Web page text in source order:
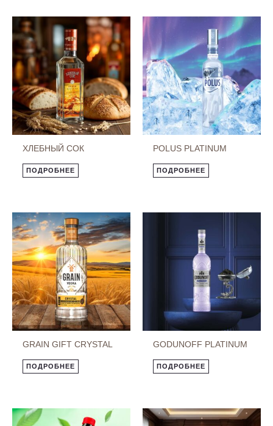
ХЛЕБНЫЙ СОК
ПОДРОБНЕЕ
POLUS PLATINUM
ПОДРОБНЕЕ
GRAIN GIFT CRYSTAL
ПОДРОБНЕЕ
GODUNOFF PLATINUM
ПОДРОБНЕЕ